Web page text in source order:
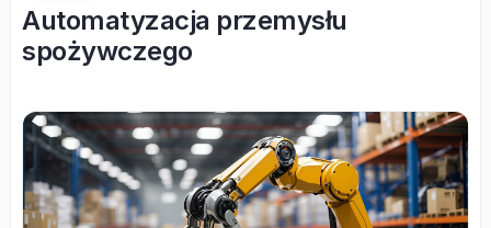
Automatyzacja przemysłu
spożywczego